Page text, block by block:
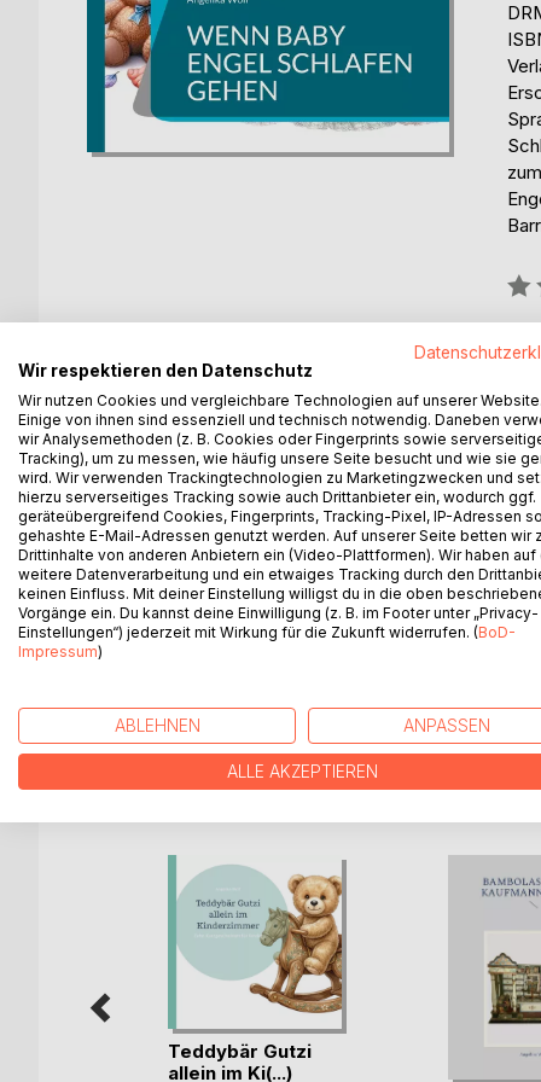
BESCHREIBUNG
Ich würde euch gerne mit meinen Gute Nacht
wunderbare Nacht begleiten. Es handelt sich um
einfache Gedichte.
Dazu gibt es entzückende Fotos von kleinen Baby
AUTOR/IN
WEITERE TITEL BEI
Teddybär Gutzi
allein im Ki(...)
Wir respektieren den Datenschutz
Wir nutzen Cookies und vergleichbare Technologien auf unserer Website.
Einige von ihnen sind essenziell und technisch notwendig. Daneben
wir Analysemethoden (z. B. Cookies oder Fingerprints sowie
Tracking), um zu messen, wie häufig unsere Seite besucht und wie sie
wird. Wir verwenden Trackingtechnologien zu Marketingzwecken und
hierzu serverseitiges Tracking sowie auch Drittanbieter ein, wodurch ggf.
geräteübergreifend Cookies, Fingerprints, Tracking-Pixel, IP-Adressen
gehashte E-Mail-Adressen genutzt werden. Auf unserer Seite betten wir
Drittinhalte von anderen Anbietern ein (Video-Plattformen). Wir haben auf
weitere Datenverarbeitung und ein etwaiges Tracking durch den
keinen Einfluss. Mit deiner Einstellung willigst du in die oben
Vorgänge ein. Du kannst deine Einwilligung (z. B. im Footer unter „Privacy-
Einstellungen“) jederzeit mit Wirkung für die Zukunft widerrufen. (BoD-
Impressum)
ABLEHNEN ANPASSEN
ALLE AKZEPTIEREN